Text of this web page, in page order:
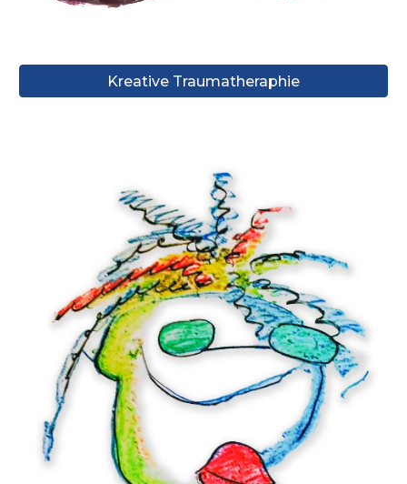
Kreative Traumatheraphie